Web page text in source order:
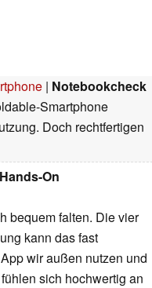
| Notebookcheck
Smartphone
Doch rechtfertigen
On
bequem falten. Die vier
kann das fast
wir außen nutzen und
sich hochwertig an